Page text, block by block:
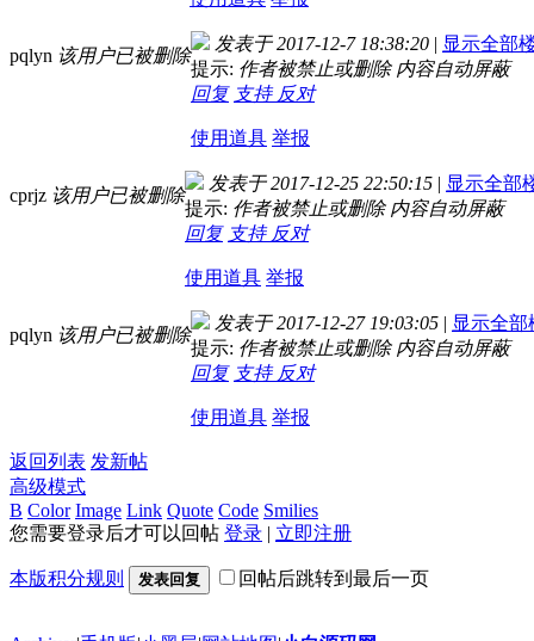
pqlyn 该用户已被删除
发表于 2017-12-7 18:38:20
显示全部
提示: 作者被禁止或删除 内容自动屏蔽
回复 支持 反对
使用道具 举报
cprjz 该用户已被删除
发表于 2017-12-25 22:50:15
显示全部
提示: 作者被禁止或删除 内容自动屏蔽
回复 支持 反对
使用道具 举报
pqlyn 该用户已被删除
发表于 2017-12-27 19:03:05
显示全部
提示: 作者被禁止或删除 内容自动屏蔽
回复 支持 反对
使用道具 举报
返回列表 发新帖
高级模式
B Color Image Link Quote Code Smilies
您需要登录后才可以回帖 登录 立即注册
本版积分规则 发表回复 回帖后跳转到最后一页